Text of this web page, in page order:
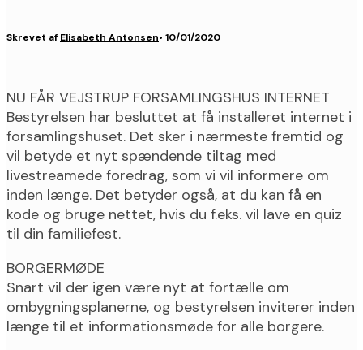
Skrevet af Elisabeth Antonsen• 10/01/2020
NU FÅR VEJSTRUP FORSAMLINGSHUS INTERNET
Bestyrelsen har besluttet at få installeret internet i
forsamlingshuset. Det sker i nærmeste fremtid og
vil betyde et nyt spændende tiltag med
livestreamede foredrag, som vi vil informere om
inden længe. Det betyder også, at du kan få en
kode og bruge nettet, hvis du f.eks. vil lave en quiz
til din familiefest.
BORGERMØDE
Snart vil der igen være nyt at fortælle om
ombygningsplanerne, og bestyrelsen inviterer inden
længe til et informationsmøde for alle borgere.